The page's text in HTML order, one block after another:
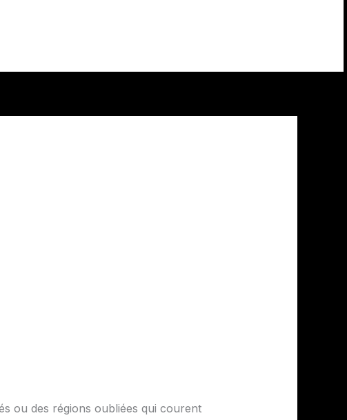
ou des régions oubliées qui courent